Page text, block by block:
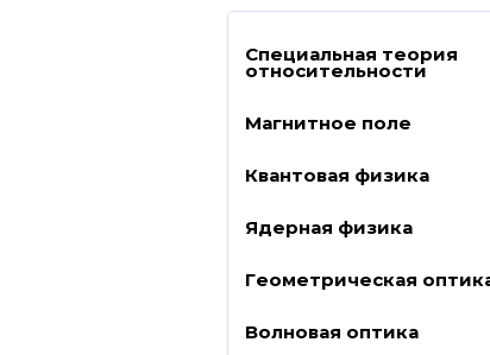
Специальная теория
относительности
Магнитное поле
Квантовая физика
Ядерная физика
Геометрическая
Волновая оптика